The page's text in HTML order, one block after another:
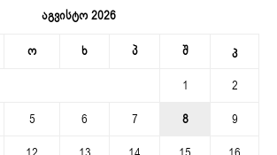
აგვისტო 2026
ო ხ პ შ კ
1
2
5 6 7 8
9